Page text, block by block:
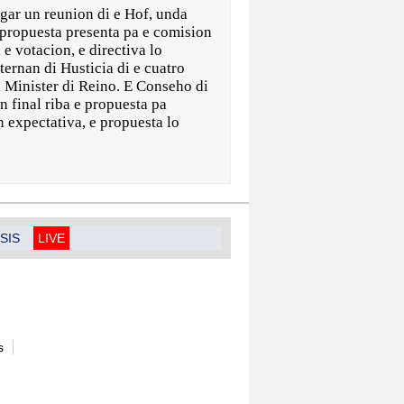
un reunion di e Hof, unda
presenta pa e comision
e votacion, e directiva lo
di Husticia di e cuatro
Minister di Reino. E Conseho di
final riba e propuesta pa
expectativa, e propuesta lo
LIVE